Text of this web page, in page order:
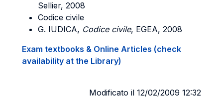
Sellier, 2008
Codice civile
G. IUDICA, Codice civile, EGEA, 2008
Exam textbooks & Online Articles (check
availability at the Library)
Modificato il 12/02/2009 12:32